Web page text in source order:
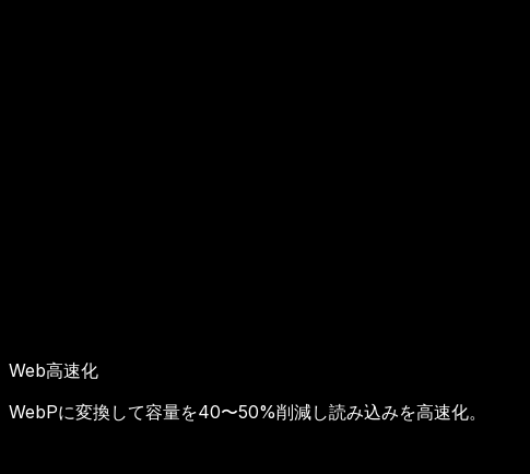
Web高速化
WebPに変換して容量を40〜50%削減し読み込みを高速化。